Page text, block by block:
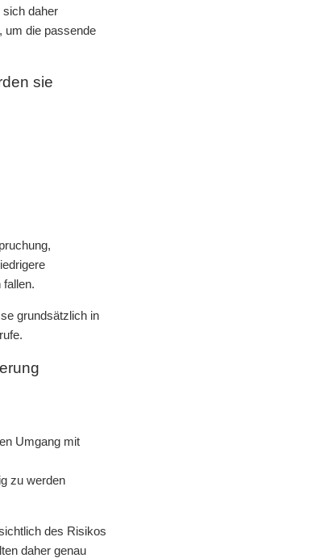
sich daher
um die passende
sie
grundsätzlich in
Umgang mit
zu werden
des Risikos
daher genau